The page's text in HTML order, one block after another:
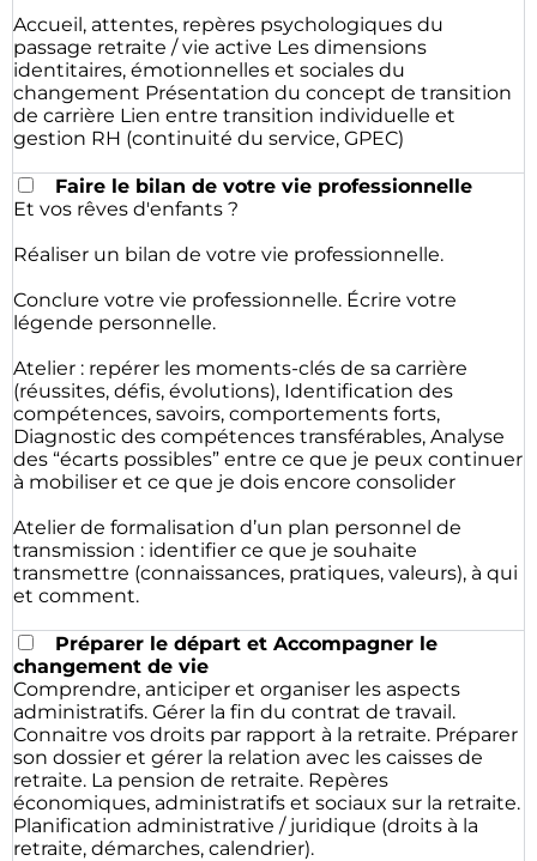
Accueil, attentes, repères psychologiques du
passage retraite / vie active Les dimensions
identitaires, émotionnelles et sociales du
changement Présentation du concept de transition
de carrière Lien entre transition individuelle et
gestion RH (continuité du service, GPEC)
Faire le bilan de votre vie professionnelle
Et vos rêves d'enfants ?
Réaliser un bilan de votre vie professionnelle.
Conclure votre vie professionnelle. Écrire votre
légende personnelle.
Atelier : repérer les moments-clés de sa carrière
(réussites, défis, évolutions), Identification des
compétences, savoirs, comportements forts,
Diagnostic des compétences transférables, Analyse
des “écarts possibles” entre ce que je peux continuer
à mobiliser et ce que je dois encore consolider
Atelier de formalisation d’un plan personnel de
transmission : identifier ce que je souhaite
transmettre (connaissances, pratiques, valeurs), à qui
et comment.
Préparer le départ et Accompagner le
changement de vie
Comprendre, anticiper et organiser les aspects
administratifs. Gérer la fin du contrat de travail.
Connaitre vos droits par rapport à la retraite. Préparer
son dossier et gérer la relation avec les caisses de
retraite. La pension de retraite. Repères
économiques, administratifs et sociaux sur la retraite.
Planification administrative / juridique (droits à la
retraite, démarches, calendrier).